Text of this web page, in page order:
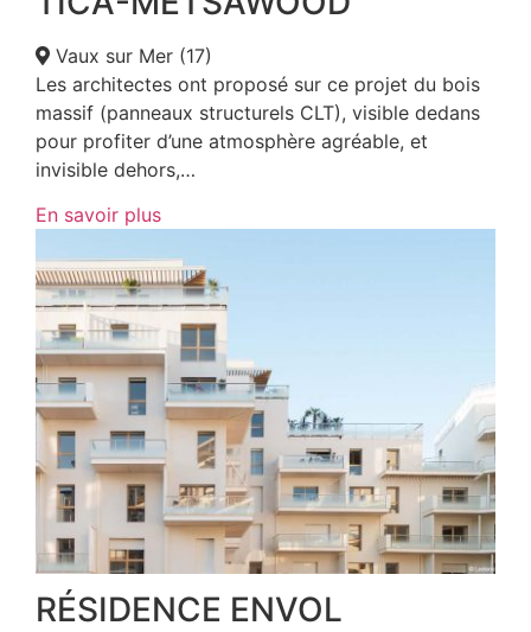
Vaux sur Mer (17)
Les architectes ont proposé sur ce projet du bois
massif (panneaux structurels CLT), visible dedans
pour profiter d’une atmosphère agréable, et
invisible dehors,…
En savoir plus
RÉSIDENCE ENVOL